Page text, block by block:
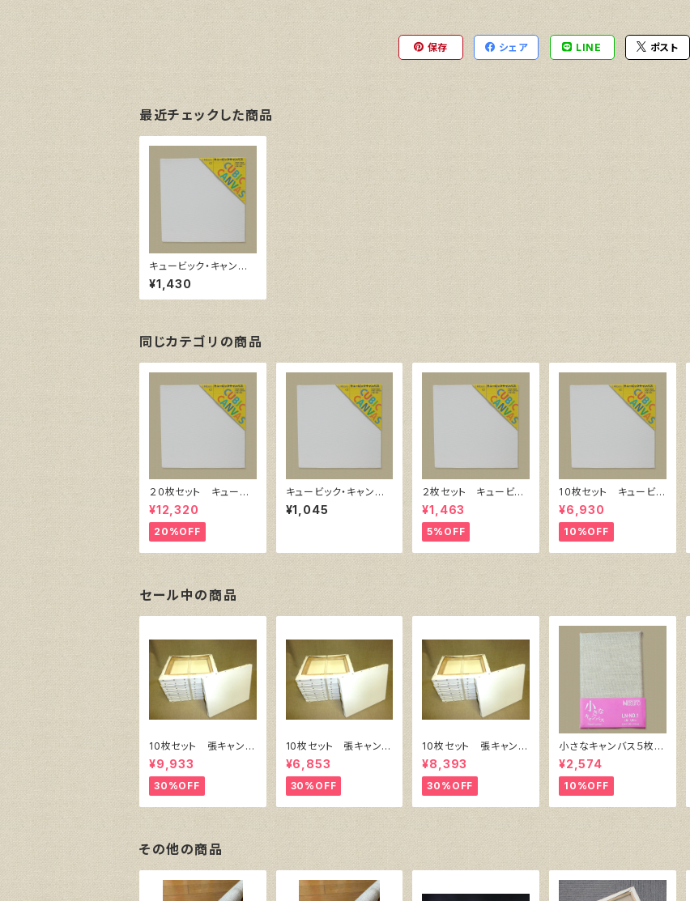
保存 シェア LINE ポスト
最近チェックした商品
キュービック・キャンバ
ス白（縦400㎜×横400
㎜×厚38㎜）
¥1,430
同じカテゴリの商品
２０枚セット キュービ
ック・キャンバス白（縦2
00㎜×横200㎜×厚38
㎜）
¥12,320
20%OFF
キュービック・キャンバ
ス白（縦300㎜×横300
㎜×厚38㎜）
¥1,045
２枚セット キュービッ
ク・キャンバス白（縦20
0㎜×横200㎜×厚38
㎜）
¥1,463
5%OFF
1０枚セット キュービッ
ク・キャンバス白（縦20
0㎜×横200㎜×厚38
㎜）
¥6,930
10%OFF
セール中の商品
10枚セット 張キャンバ
ス SnowWhite SPC
（綿・ポリエステル）F8
455㎜×380㎜
¥9,933
30%OFF
10枚セット 張キャンバ
ス SnowWhite SPC
（綿・ポリエステル）F4
333㎜×242㎜
¥6,853
30%OFF
10枚セット 張キャンバ
ス SnowWhite SPC
（綿・ポリエステル）F6
410㎜×318㎜
¥8,393
30%OFF
小さなキャンバス５枚セ
ット（麻キャンバス裏面
張り）
¥2,574
10%OFF
その他の商品